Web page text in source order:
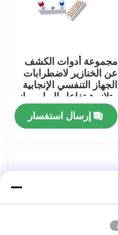
مجموعة أدوات الكشف
عن الخنازير لاضطرابات
الجهاز التنفسي الإنجابية
متلازمة تفاعل البوليميراز
المتسلسل في الوقت
الحقيقيإرسال استفسار